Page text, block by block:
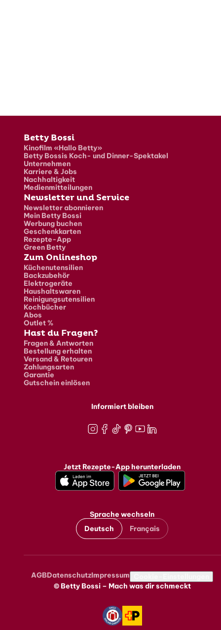
Fusszeile
Betty Bossi
Kinofilm «Hallo Betty»
Betty Bossis Koch- und Dinner-Spektakel
Unternehmen
Karriere & Jobs
Nachhaltigkeit
Medienmitteilungen
Newsletter und Service
Newsletter abonnieren
Mein Betty Bossi
Werbung buchen
Geschenkkarten
Rezepte-App
Green Betty
Zum Onlineshop
Küchenutensilien
Backzubehör
Elektrogeräte
Haushaltswaren
Reinigungsutensilien
Kochbücher
Abos
Outlet %
Hast du Fragen?
Fragen & Antworten
Bestellung erhalten
Versand & Retouren
Zahlungsarten
Garantie
Gutschein einlösen
Informiert bleiben
Jetzt Rezepte-App herunterladen
Sprache wechseln
Deutsch
Français
Metanavigation
AGBDatenschutzImpressum
© Betty Bossi – Mach was dir schmeckt